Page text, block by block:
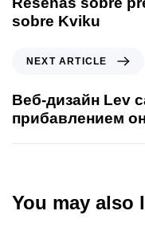
sobre Kviku
NEXT ARTICLE
Веб-дизайн Lev
прибавлением
You may also